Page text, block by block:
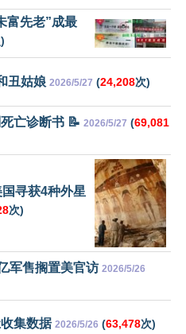
富先老”成最
丑姑娘 2026/5/27 (24,208次)
亡诊断书 📝 2026/5/27 (69,081
寻获4种外星
次)
军售搁置美官访 2026/5/26
集数据 2026/5/26 (63,478次)